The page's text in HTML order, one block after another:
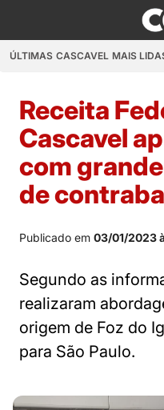
ÚLTIMAS CASCAVEL MAIS
Receita
Cascavel
com
de
Publicado em 03/01/2023
Segundo as
realizaram
origem de Foz do
para São Paulo.